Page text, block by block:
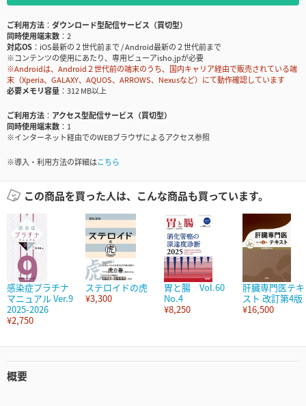
ご利用方法
ダウンロード型配信サービス（買切型）
同時使用端末数
2
対応OS
iOS最新の２世代前まで / Android最新の２世代前まで
※コンテンツの使用にあたり、専用ビューアisho.jpが必要
※Androidは、Android２世代前の端末のうち、国内キャリア経由で販売されている端
末（Xperia、GALAXY、AQUOS、ARROWS、Nexusなど）にて動作確認しています
必要メモリ容量
312 MB以上
ご利用方法
アクセス型配信サービス（買切型）
同時使用端末数
1
※インターネット経由でのWEBブラウザによるアクセス参照
※導入・利用方法の詳細はこちら
この商品を買った人は、こんな商品も買っています。
感染症プラチナ
マニュアル Ver.9
2025-2026
¥2,750
ステロイドの虎
¥3,300
胃と腸 Vol.60
No.4
¥8,250
肝臓専門医テキ
スト 改訂第4版
¥16,500
概要